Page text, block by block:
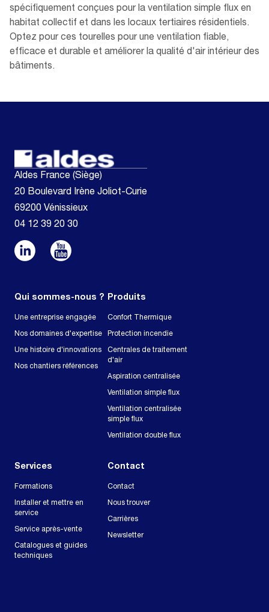
spécifiquement conçues pour la ventilation simple flux en
habitat collectif et dans les locaux tertiaires résidentiels.
Optez pour ces tourelles pour une ventilation fiable,
efficace et durable et améliorer la qualité d'air intérieur des
bâtiments.
Aldes France (Siège)
20 Boulevard Irène Joliot-Curie
69200 Vénissieux
04 12 39 20 30
Qui sommes-nous ?
Une entreprise engagée
Nos domaines d'expertise
Une histoire d'innovations
Nos chantiers références
Produits
Confort Thermique
Protection incendie
Centrales de traitement
d'air
Aspiration centralisée
Ventilation simple flux
Ventilation centralisée
simple flux
Ventilation double flux
Services
Formations
Installer et mettre en
service
Service après-vente
Catalogues et guides
techniques
Contact
Contact
Nous trouver
Carrières
Newsletter